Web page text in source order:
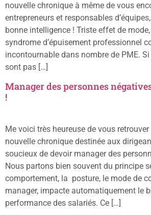
nouvelle chronique à même de vous
entrepreneurs et responsables
bonne intelligence ! Triste effet de
syndrome d’épuisement professionnel
incontournable dans nombre de PME.
sont pas […]
Manager des personnes
!
Me voici très heureuse de vous
nouvelle chronique destinée aux
soucieux de devoir manager des
Nous partons bien souvent du principe
comportement, la posture, le mode de
manager, impacte automatiquement le
performance des salariés. Ce […]